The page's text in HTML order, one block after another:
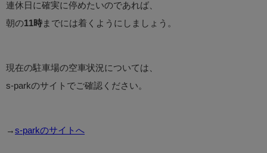
連休日に確実に停めたいのであれば、
朝の11時 までには着くようにしましょう。
現在の駐車場の空車状況については、
s-parkのサイトでご確認ください。
→ s-parkのサイトへ